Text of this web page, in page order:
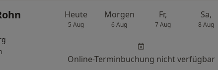
Heute
5 Aug
Morgen
6 Aug
Fr,
7 Aug
Sa,
8 Aug
Online-Terminbuchung nicht verfügbar